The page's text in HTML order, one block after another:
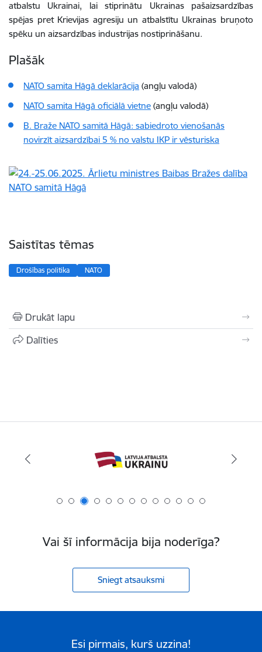
atbalstu Ukrainai, lai stiprinātu Ukrainas pašaizsardzības
spējas pret Krievijas agresiju un atbalstītu Ukrainas bruņoto
spēku un aizsardzības industrijas nostiprināšanu.
Plašāk
NATO samita Hāgā deklarācija (angļu valodā)
NATO samita Hāgā oficiālā vietne (angļu valodā)
B. Braže NATO samitā Hāgā: sabiedroto vienošanās
novirzīt aizsardzībai 5 % no valstu IKP ir vēsturiska
Saistītas tēmas
Drošības politika NATO
Drukāt lapu
Dalīties
Vai šī informācija bija noderīga?
Sniegt atsauksmi
Esi pirmais, kurš uzzina!